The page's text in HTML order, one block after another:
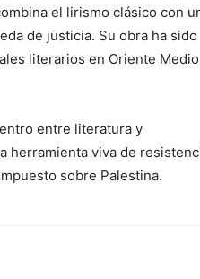
el lirismo clásico con
de justicia. Su obra ha sido
literarios en Oriente
entre literatura y
herramienta viva de
sobre Palestina.